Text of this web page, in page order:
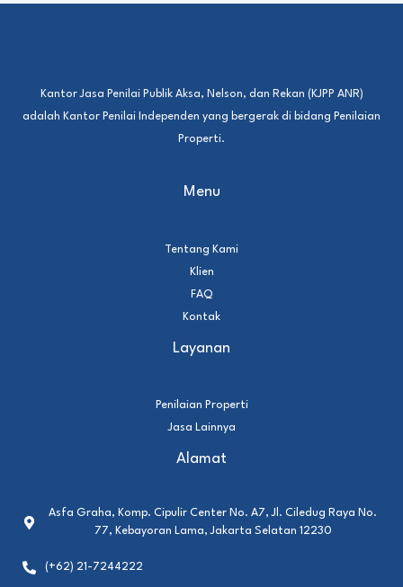
Kantor Jasa Penilai Publik Aksa, Nelson, dan Rekan (KJPP ANR)
adalah Kantor Penilai Independen yang bergerak di bidang Penilaian
Properti.
Menu
Tentang Kami
Klien
FAQ
Kontak
Layanan
Penilaian Properti
Jasa Lainnya
Alamat
Asfa Graha, Komp. Cipulir Center No. A7, Jl. Ciledug Raya No.
77, Kebayoran Lama, Jakarta Selatan 12230
(+62) 21-7244222